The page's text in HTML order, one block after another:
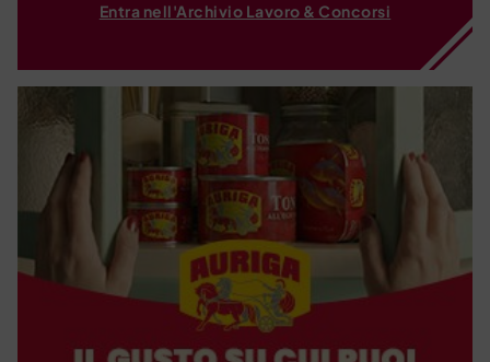
Entra nell'Archivio Lavoro & Concorsi